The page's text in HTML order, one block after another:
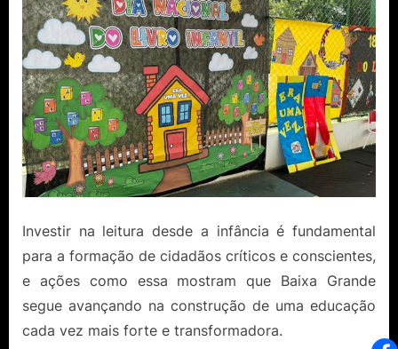
Investir na leitura desde a infância é fundamental
para a formação de cidadãos críticos e conscientes,
e ações como essa mostram que Baixa Grande
segue avançando na construção de uma educação
cada vez mais forte e transformadora.